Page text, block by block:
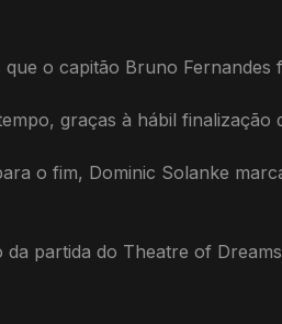
o capitão Bruno
graças à hábil
o fim, Dominic Solanke
partida do Theatre of